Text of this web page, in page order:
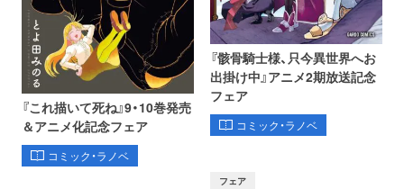
『これ描いて死ね』9・10巻発売
＆アニメ化記念フェア
コミック・ラノベ
『骸骨騎士様、只今異世界へお
出掛け中』アニメ2期放送記念
フェア
コミック・ラノベ
フェア